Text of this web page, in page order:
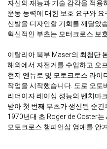
자신의 재능과 기술 감각을 적용
운동 능력에 대한 보호 요구와
신발을 디자인할 기회를 깨달았
혁신적인 부츠는 모터크로스 보
이탈리아 북부 Maser의 최첨단
해외에서 자전거를 수입하고 오
현지 엔듀로 및 모토크로스 라
작업을 시작했습니다. 도로 오토
리더이자 레이싱 성능의 벤치마
받아 첫 번째 부츠가 생산된 순
1970년대 초 Roger de Coster
모토크로스 챔피언십 영예를 안